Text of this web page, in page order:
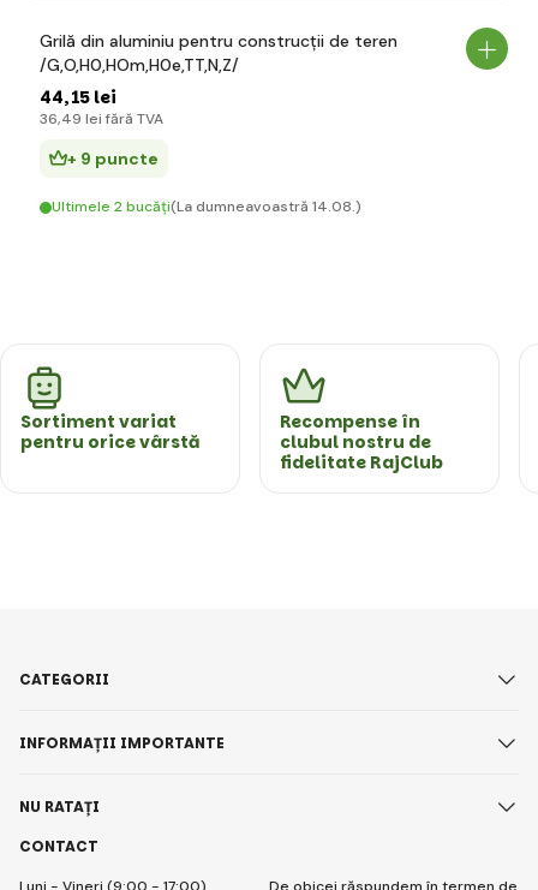
Grilă din aluminiu pentru construcții de teren
/G,O,H0,HOm,H0e,TT,N,Z/
44,15 lei
36,49 lei fără TVA
+ 9 puncte
Ultimele 2 bucăți(La dumneavoastră 14.08.)
Sortiment variat
pentru orice vârstă
Recompense în
clubul nostru de
fidelitate RajClub
CONTACT
CATEGORII
INFORMAȚII IMPORTANTE
NU RATAȚI